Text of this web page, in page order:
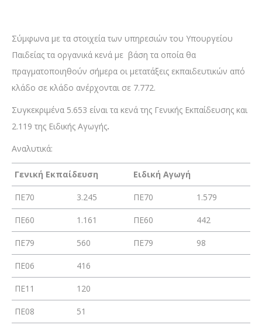
Σύμφωνα με τα στοιχεία των υπηρεσιών του Υπουργείου
Παιδείας τα οργανικά κενά με βάση τα οποία θα
πραγματοποιηθούν σήμερα οι μετατάξεις εκπαιδευτικών από
κλάδο σε κλάδο ανέρχονται σε 7.772.
Συγκεκριμένα 5.653 είναι τα κενά της Γενικής Εκπαίδευσης και
2.119 της Ειδικής Αγωγής.
Αναλυτικά:
Γενική Εκπαίδευση Ειδική Αγωγή
ΠΕ70 3.245 ΠΕ70 1.579
ΠΕ60 1.161 ΠΕ60 442
ΠΕ79 560 ΠΕ79 98
ΠΕ06 416
ΠΕ11 120
ΠΕ08 51